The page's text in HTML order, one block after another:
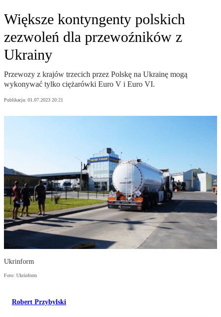
Większe kontyngenty polskich
zezwoleń dla przewoźników z
Ukrainy
Przewozy z krajów trzecich przez Polskę na Ukrainę mogą
wykonywać tylko ciężarówki Euro V i Euro VI.
Publikacja: 01.07.2023 20:21
Ukrinform
Foto: Ukrinform
Robert Przybylski